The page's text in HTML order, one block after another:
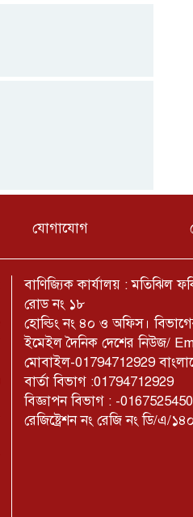
যোগাযোগ
বাণিজ্যিক কার্যালয় : মতিঝিল
রোড নং ১৮
হোল্ডিং নং ৪০ ও অফিস।
ইমেইল দৈনিক দেশের নিউজ/
মোবাইল-01794712929
বার্তা বিভাগ :01794712929
বিজ্ঞাপন বিভাগ : -
রেজিষ্ট্রেশন নং রেজি নং ডি/এ/